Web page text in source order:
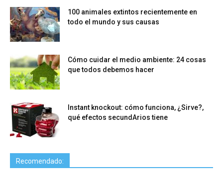
100 animales extintos recientemente en
todo el mundo y sus causas
Cómo cuidar el medio ambiente: 24 cosas
que todos debemos hacer
Instant knockout: cómo funciona, ¿Sirve?,
qué efectos secundArios tiene
Recomendado: